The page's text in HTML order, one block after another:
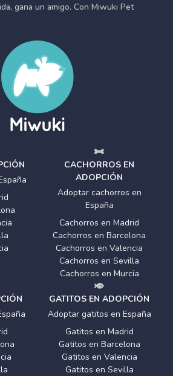
gana un amigo. Con Miwuki Pet
CACHORROS EN
ADOPCIÓN
Adoptar cachorros en
España
Cachorros en Madrid
Cachorros en Barcelona
Cachorros en Valencia
Cachorros en Sevilla
Cachorros en Murcia
GATITOS EN ADOPCIÓN
Adoptar gatitos en España
Gatitos en Madrid
Gatitos en Barcelona
Gatitos en Valencia
Gatitos en Sevilla